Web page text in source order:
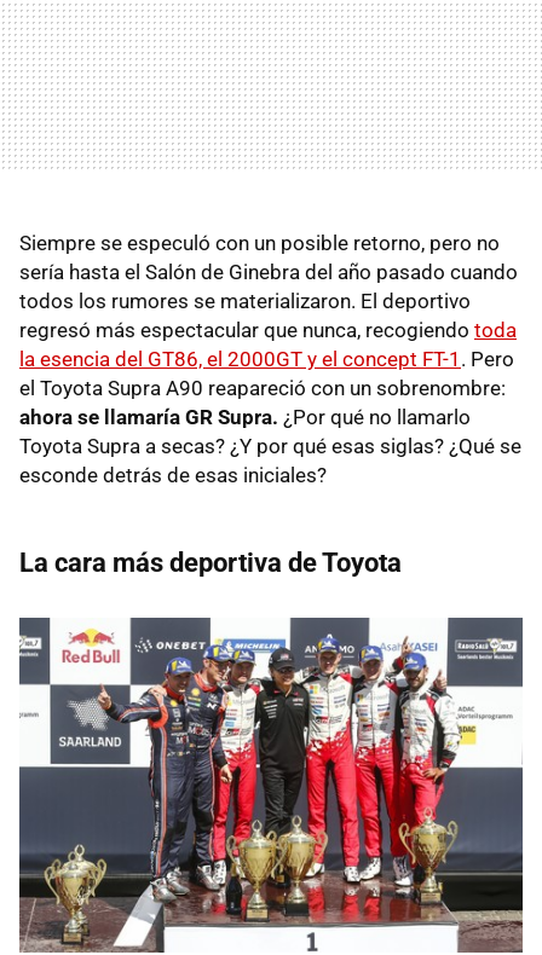
Siempre se especuló con un posible retorno, pero no
sería hasta el Salón de Ginebra del año pasado cuando
todos los rumores se materializaron. El deportivo
regresó más espectacular que nunca, recogiendo toda
la esencia del GT86, el 2000GT y el concept FT-1 . Pero
el Toyota Supra A90 reapareció con un sobrenombre:
ahora se llamaría GR Supra. ¿Por qué no llamarlo
Toyota Supra a secas? ¿Y por qué esas siglas? ¿Qué se
esconde detrás de esas iniciales?
La cara más deportiva de Toyota